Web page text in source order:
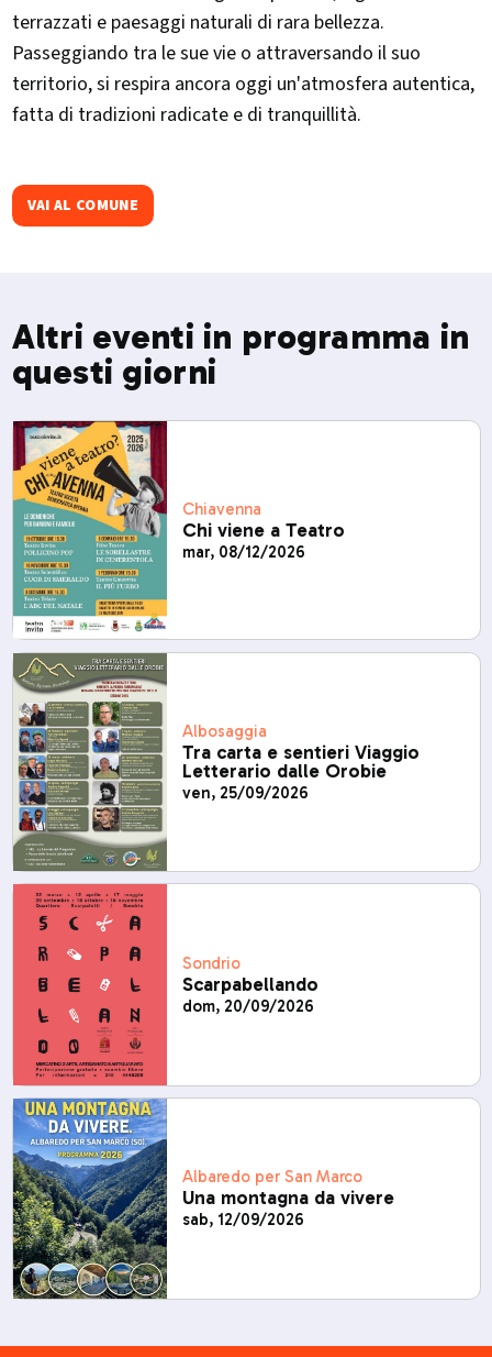
terrazzati e paesaggi naturali di rara bellezza.
Passeggiando tra le sue vie o attraversando il suo
territorio, si respira ancora oggi un'atmosfera autentica,
fatta di tradizioni radicate e di tranquillità.
VAI AL COMUNE
Altri eventi in programma in
questi giorni
Chiavenna
Chi viene a Teatro
mar, 08/12/2026
Albosaggia
Tra carta e sentieri Viaggio
Letterario dalle Orobie
ven, 25/09/2026
Sondrio
Scarpabellando
dom, 20/09/2026
Albaredo per San Marco
Una montagna da vivere
sab, 12/09/2026